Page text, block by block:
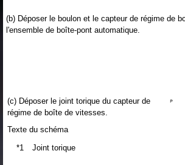
(b) Déposer le boulon et le capteur de régime de
l'ensemble de boîte-pont automatique.
(c) Déposer le joint torique du capteur de
régime de boîte de vitesses.
Texte du schéma
*1
Joint torique